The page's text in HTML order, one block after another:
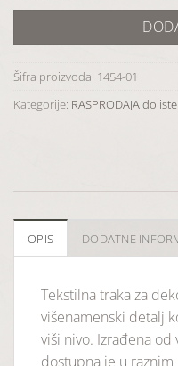
bila:
340
Šifra proizvoda: 1454-01
Kategorije: RASPRODAJA do
OPIS DODATNE
Tekstilna traka za
višenamenski detalj
viši nivo. Izrađena
dostupna je u